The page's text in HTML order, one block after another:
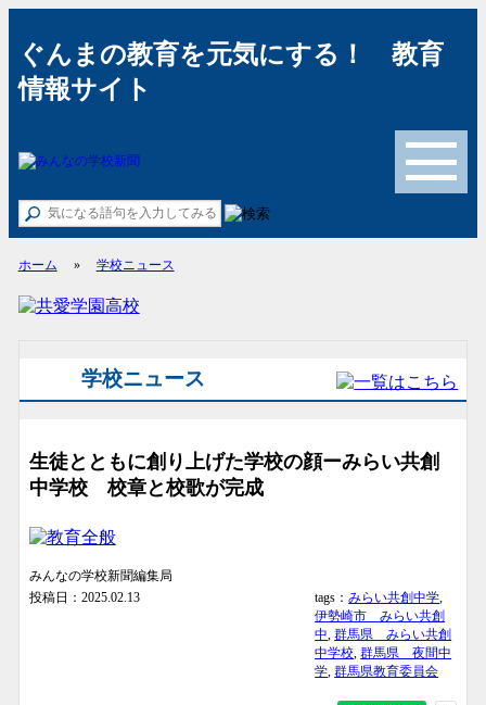
ぐんまの教育を元気にする！ 教育
情報サイト
メニュー
ホーム » 学校ニュース
学校ニュース
生徒とともに創り上げた学校の顔ーみらい共創
中学校 校章と校歌が完成
みんなの学校新聞編集局
投稿日：2025.02.13
tags：みらい共創中学,
伊勢崎市 みらい共創
中,群馬県 みらい共創
中学校,群馬県 夜間中
学,群馬県教育委員会